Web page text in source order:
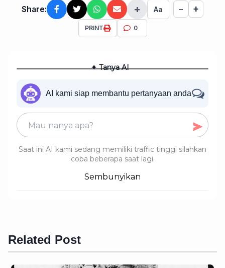
Share: + Aa − +
PRINT 0
✦ Tanya AI
AI kami siap membantu pertanyaan anda
Saat ini AI kami sedang memiliki traffic tinggi silahkan
coba beberapa saat lagi.
Sembunyikan
Related Post